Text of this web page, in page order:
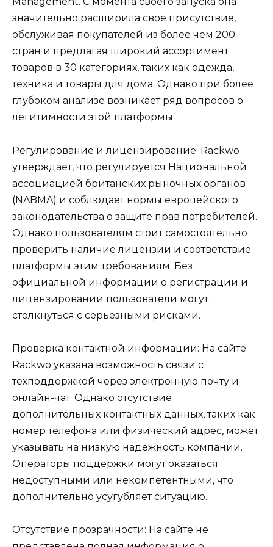
значительно расширила свое присутствие,
обслуживая покупателей из более чем 200
стран и предлагая широкий ассортимент
товаров в 30 категориях, таких как одежда,
техника и товары для дома. Однако при более
глубоком анализе возникает ряд вопросов о
легитимности этой платформы.
Регулирование и лицензирование: Rackwo
утверждает, что регулируется Национальной
ассоциацией британских рыночных органов
(NABMA) и соблюдает нормы европейского
законодательства о защите прав потребителей.
Однако пользователям стоит самостоятельно
проверить наличие лицензии и соответствие
платформы этим требованиям. Без
официальной информации о регистрации и
лицензировании пользователи могут
столкнуться с серьезными рисками.
Проверка контактной информации: На сайте
Rackwo указана возможность связи с
техподдержкой через электронную почту и
онлайн-чат. Однако отсутствие
дополнительных контактных данных, таких как
номер телефона или физический адрес, может
указывать на низкую надежность компании.
Операторы поддержки могут оказаться
недоступными или некомпетентными, что
дополнительно усугубляет ситуацию.
Отсутствие прозрачности: На сайте не